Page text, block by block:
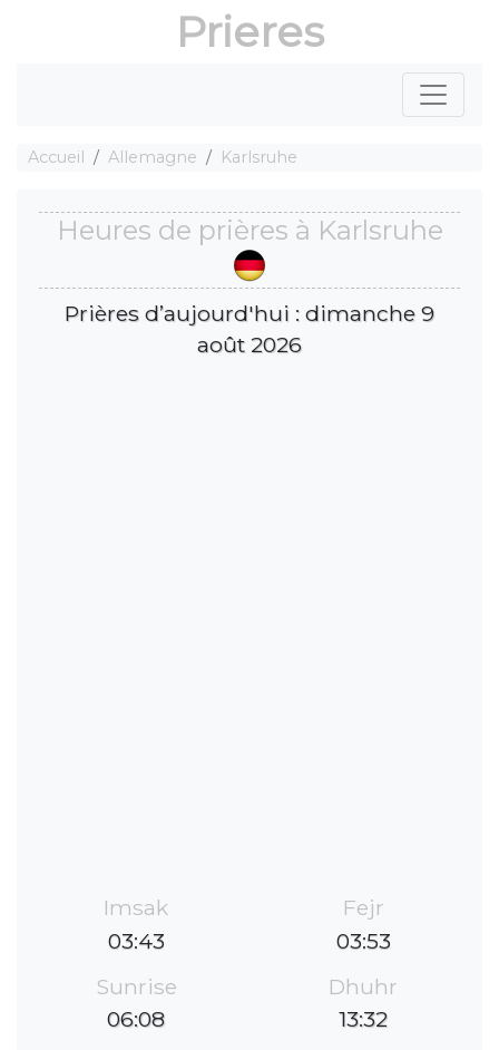
Prieres
Accueil Allemagne Karlsruhe
Heures de prières à Karlsruhe
Prières d’aujourd'hui : dimanche 9
août 2026
Imsak
03:43
Fejr
03:53
Sunrise
06:08
Dhuhr
13:32